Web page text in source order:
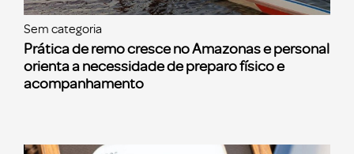
Sem categoria
Prática de remo cresce no Amazonas e personal
orienta a necessidade de preparo físico e
acompanhamento